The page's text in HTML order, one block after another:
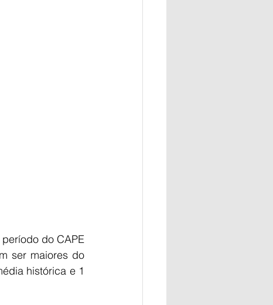
do CAPE
ser maiores do
histórica e 1